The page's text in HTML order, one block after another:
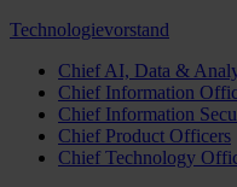
Technologievorstand
Chief AI, Data &
Chief Information
Chief Information
Chief Product Officers
Chief Technology